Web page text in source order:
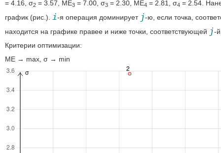
= 4.16, σ2 = 3.57, MЕ3 = 7.00, σ3 = 2.30, MЕ4 = 2.81, σ4 = 2.54.
график (рис.). i-я операция доминирует j-ю, если точка,
находится на графике правее и ниже точки, соответствующей j-
Критерии оптимизации:
MЕ → max, σ → min